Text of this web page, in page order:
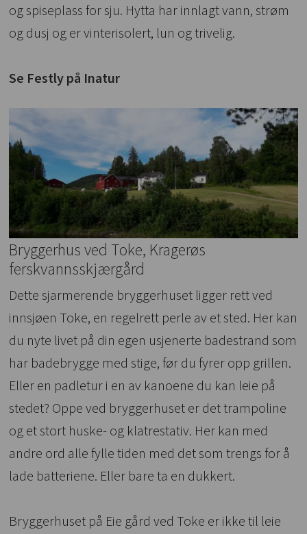
og spiseplass for sju. Hytta har innlagt vann, strøm
og dusj og er vinterisolert, lun og trivelig.
Se Festly på Inatur
Bryggerhus ved Toke, Kragerøs
ferskvannsskjærgård
Dette sjarmerende bryggerhuset ligger rett ved
innsjøen Toke, en regelrett perle av et sted. Her kan
du nyte livet på din egen usjenerte badestrand som
har badebrygge med stige, før du fyrer opp grillen.
Eller en padletur i en av kanoene du kan leie på
stedet? Oppe ved bryggerhuset er det trampoline
og et stort huske- og klatrestativ. Her kan med
andre ord alle fylle tiden med det som trengs for å
lade batteriene. Eller bare ta en dukkert.
Bryggerhuset på Eie gård ved Toke er ikke til leie